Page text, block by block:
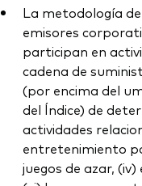
La metodología
emisores
participan en
cadena de
(por encima del
del Índice) de
actividades
entretenimiento
juegos de azar,